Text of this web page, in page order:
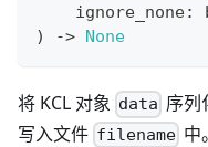
    ignore_none
:
)
-> None
将 KCL 对象 data 序列
写入文件 filename 中。